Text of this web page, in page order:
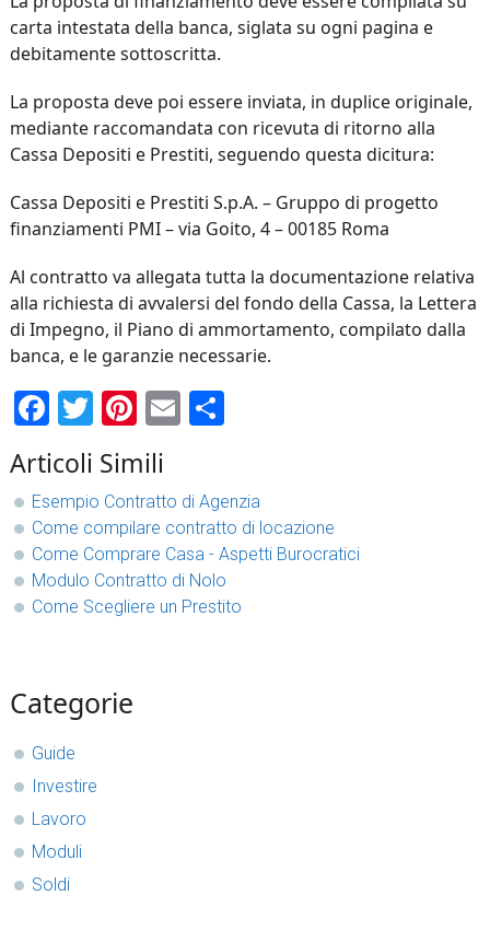
carta intestata della banca, siglata su ogni pagina e
debitamente sottoscritta.
La proposta deve poi essere inviata, in duplice originale,
mediante raccomandata con ricevuta di ritorno alla
Cassa Depositi e Prestiti, seguendo questa dicitura:
Cassa Depositi e Prestiti S.p.A. – Gruppo di progetto
finanziamenti PMI – via Goito, 4 – 00185 Roma
Al contratto va allegata tutta la documentazione relativa
alla richiesta di avvalersi del fondo della Cassa, la Lettera
di Impegno, il Piano di ammortamento, compilato dalla
banca, e le garanzie necessarie.
Facebook
Twitter
Pinterest
EmailCondividi
Articoli Simili
Esempio Contratto di Agenzia
Come compilare contratto di locazione
Come Comprare Casa - Aspetti Burocratici
Modulo Contratto di Nolo
Come Scegliere un Prestito
sidebar
Blog
Categorie
Guide
Investire
Lavoro
Moduli
Soldi